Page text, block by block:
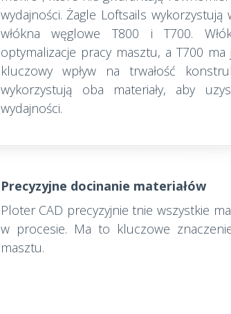
wydajności. Żagle Loftsails
włókna węglowe T800 i T700.
optymalizacje pracy masztu, a T700
kluczowy wpływ na trwałość
wykorzystują oba materiały, aby
wydajności.
Precyzyjne docinanie materiałów
Ploter CAD precyzyjnie tnie wszystkie
w procesie. Ma to kluczowe
masztu.